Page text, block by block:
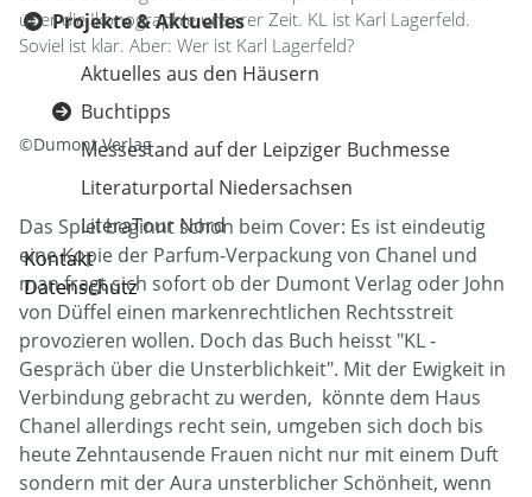
Projekte & Aktuelles
Aktuelles aus den Häusern
Buchtipps
Messestand auf der Leipziger Buchmesse
Literaturportal Niedersachsen
LiteraTour Nord
Kontakt
Datenschutz
über die Ikonographie unserer Zeit. KL ist Karl Lagerfeld.
Soviel ist klar. Aber: Wer ist Karl Lagerfeld?
©Dumont Verlag
Das Spiel beginnt schon beim Cover: Es ist eindeutig
eine Kopie der Parfum-Verpackung von Chanel und
man fragt sich sofort ob der Dumont Verlag oder John
von Düffel einen markenrechtlichen Rechtsstreit
provozieren wollen. Doch das Buch heisst "KL -
Gespräch über die Unsterblichkeit". Mit der Ewigkeit in
Verbindung gebracht zu werden, könnte dem Haus
Chanel allerdings recht sein, umgeben sich doch bis
heute Zehntausende Frauen nicht nur mit einem Duft
sondern mit der Aura unsterblicher Schönheit, wenn